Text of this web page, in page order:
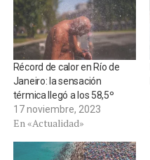
Récord de calor en Río de
Janeiro: la sensación
térmica llegó a los 58,5º
17 noviembre, 2023
En «Actualidad»